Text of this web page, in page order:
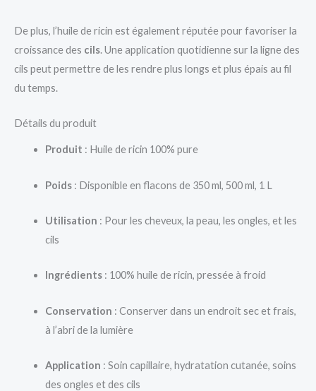
De plus, l’huile de ricin est également réputée pour favoriser la
croissance des cils. Une application quotidienne sur la ligne des
cils peut permettre de les rendre plus longs et plus épais au fil
du temps.
Détails du produit
Produit : Huile de ricin 100% pure
Poids: Disponible en flacons de 350 ml, 500 ml, 1 L
Utilisation : Pour les cheveux, la peau, les ongles, et les
cils
Ingrédients: 100% huile de ricin, pressée à froid
Conservation : Conserver dans un endroit sec et frais,
à l’abri de la lumière
Application : Soin capillaire, hydratation cutanée, soins
des ongles et des cils